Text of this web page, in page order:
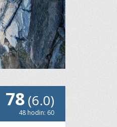
78(6.0)
48 hodin: 60